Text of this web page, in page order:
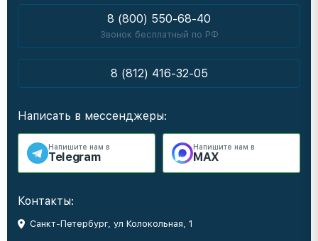
8 (800) 550-68-40
Звонок бесплатный по РФ
8 (812) 416-32-05
Написать в мессенджеры:
Напишите нам в
Telegram
Напишите нам в
MAX
Контакты:
Санкт-Петербург, ул Колокольная, 1